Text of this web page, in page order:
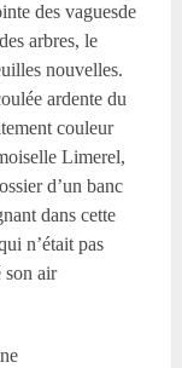
des vaguesde
arbres, le
nouvelles.
ardente du
couleur
Limerel,
d’un banc
dans cette
n’était pas
son air